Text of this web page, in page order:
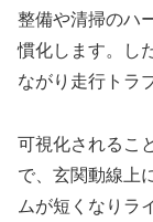
整備や清掃のハ
慣化します。し
ながり走行トラ
可視化されるこ
で、玄関動線上
ムが短くなりラ